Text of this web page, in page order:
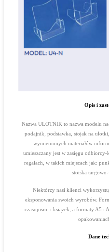
Opis i
Nazwa ULOTNIK to nazwa modelu
podajnik, podstawka, stojak na
wymienionych materiałów
umieszczany jest w zasięgu
regałach, w takich miejscach jak:
stoiska
Niektórzy nasi klienci
eksponowania swoich wyrobów.
czasopism i książek, a formaty A5 i
Dane